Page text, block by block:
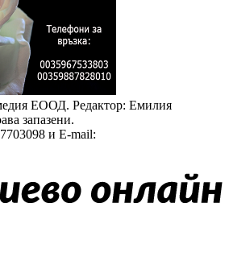
ЕООД. Редактор: Емилия
запазени.
и E-mail: